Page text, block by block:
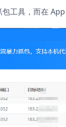
工具，而在